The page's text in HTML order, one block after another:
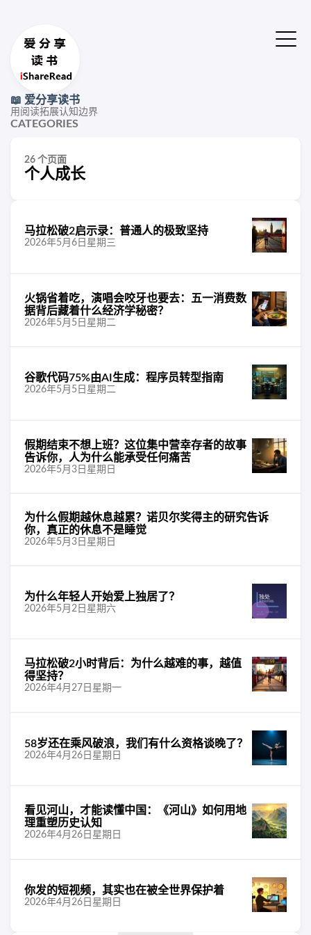
📖 爱分享读书
用阅读拓展认知边界
CATEGORIES
26 个页面
个人成长
马拉松破2启示录：普通人的极致坚持
2026年5月6日星期三
火锅省着吃，演唱会咬牙也要去：五一消费数
据背后藏着什么经济学秘密？
2026年5月5日星期二
谷歌代码75%由AI生成：程序员转型指南
2026年5月5日星期二
假期结束不想上班？这位集中营幸存者的故事
告诉你，人为什么能承受任何痛苦
2026年5月3日星期日
为什么假期越休息越累？诺贝尔奖得主的研究告诉
你，真正的休息不是睡觉
2026年5月3日星期日
为什么年轻人开始爱上独居了？
2026年5月2日星期六
马拉松破2小时背后：为什么越难的事，越值
得坚持？
2026年4月27日星期一
58岁还在乘风破浪，我们有什么资格谈晚了？
2026年4月26日星期日
看见河山，才能读懂中国：《河山》如何用地
理重塑历史认知
2026年4月26日星期日
你发的短视频，其实也在被全世界保护着
2026年4月26日星期日